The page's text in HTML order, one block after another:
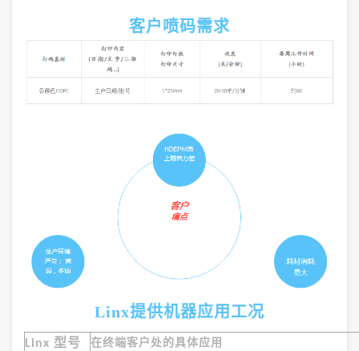
客户喷码需求
Linx提供机器应用工况
Linx 型号 在终端客户处的具体应用